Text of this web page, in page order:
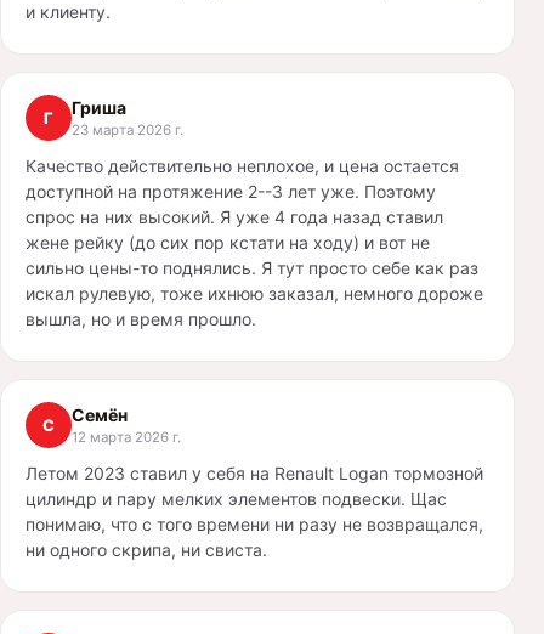
и клиенту.
Г Гриша
23 марта 2026 г.
Качество действительно неплохое, и цена остается
доступной на протяжение 2--3 лет уже. Поэтому
спрос на них высокий. Я уже 4 года назад ставил
жене рейку (до сих пор кстати на ходу) и вот не
сильно цены-то поднялись. Я тут просто себе как раз
искал рулевую, тоже ихнюю заказал, немного дороже
вышла, но и время прошло.
С Семён
12 марта 2026 г.
Летом 2023 ставил у себя на Renault Logan тормозной
цилиндр и пару мелких элементов подвески. Щас
понимаю, что с того времени ни разу не возвращался,
ни одного скрипа, ни свиста.